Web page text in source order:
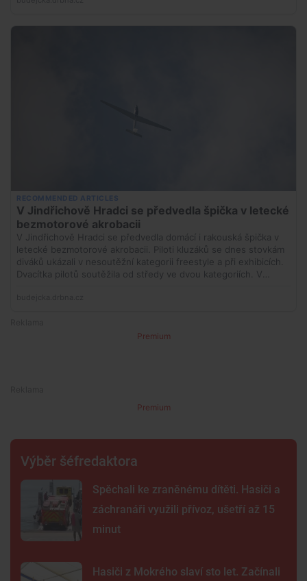
Premium
Premium
Výběr šéfredaktora
Spěchali ke zraněnému dítěti. Hasiči a
záchranáři využili přívoz, ušetří až 15
minut
Hasiči z Mokrého slaví sto let. Začínali